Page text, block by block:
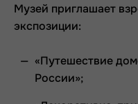
Музей приглашает
экспозиции:
«Путешествие
России»;